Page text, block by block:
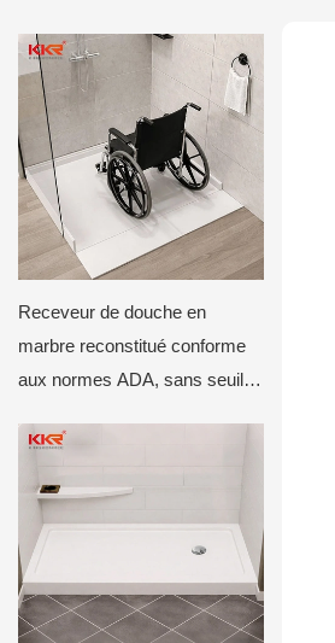
Receveur de douche en
marbre reconstitué conforme
aux normes ADA, sans seuil,
accessibles